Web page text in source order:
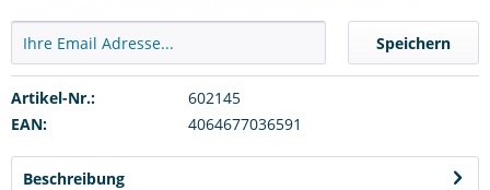
Speichern
Artikel-Nr.:
602145
EAN:
4064677036591
Beschreibung